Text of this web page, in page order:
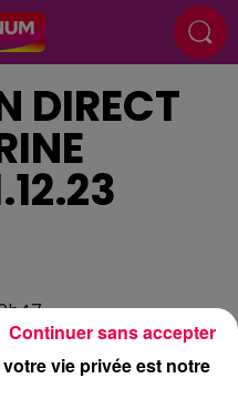
DIRECT
vie privée est notre
Continuer sans accepter